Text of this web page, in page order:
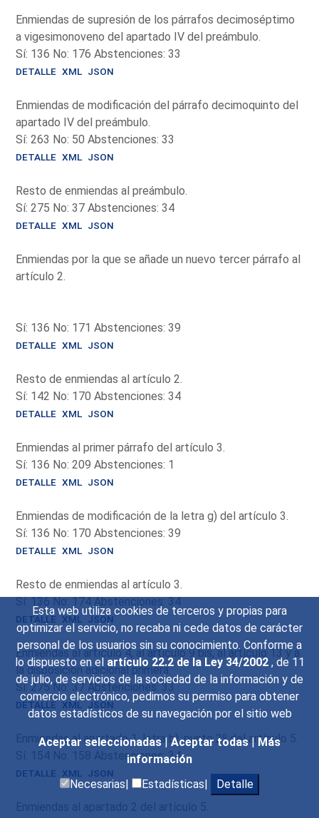
Esta web utiliza cookies de terceros y propias para
optimizar el servicio, no recaba ni cede datos de carácter
personal de los usuarios sin su conocimiento. Conforme a
lo dispuesto en el artículo 22.2 de la Ley 34/2002 , de 11
de julio, de servicios de la sociedad de la información y de
comercio electrónico, pedimos su permiso para obtener
datos estadísticos de su navegación por el sitio web
Aceptar seleccionadas|Aceptar todas| Más
información
Necesarias|
Estadísticas| Detalle
Enmiendas de supresión de los párrafos decimoséptimo
a vigesimonoveno del apartado IV del preámbulo.
Sí: 136 No: 176 Abstenciones: 33
DETALLE XML JSON
Enmiendas de modificación del párrafo decimoquinto del
apartado IV del preámbulo.
Sí: 263 No: 50 Abstenciones: 33
DETALLE XML JSON
Resto de enmiendas al preámbulo.
Sí: 275 No: 37 Abstenciones: 34
DETALLE XML JSON
Enmiendas por la que se añade un nuevo tercer párrafo al
artículo 2.
Sí: 136 No: 171 Abstenciones: 39
DETALLE XML JSON
Resto de enmiendas al artículo 2.
Sí: 142 No: 170 Abstenciones: 34
DETALLE XML JSON
Enmiendas al primer párrafo del artículo 3.
Sí: 136 No: 209 Abstenciones: 1
DETALLE XML JSON
Enmiendas de modificación de la letra g) del artículo 3.
Sí: 136 No: 170 Abstenciones: 39
DETALLE XML JSON
Resto de enmiendas al artículo 3.
Sí: 136 No: 174 Abstenciones: 34
DETALLE XML JSON
Enmiendas al artículo 4, al artículo 9 bis, al artículo 13 y a
la disposición adicional primera.
Sí: 275 No: 37 Abstenciones: 33
DETALLE XML JSON
Enmiendas al apartado 1, letra b), punto 2º del artículo 5.
Sí: 154 No: 158 Abstenciones: 34
DETALLE XML JSON
Enmiendas al apartado 2 del artículo 5.